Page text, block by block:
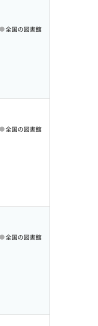
全国の図書館
全国の図書館
全国の図書館